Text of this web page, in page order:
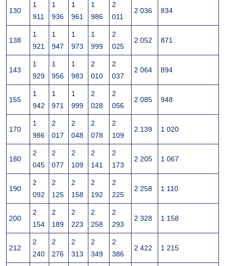
130
1
911
1
936
1
961
1
986
2
011
2 036 834
138
1
921
1
947
1
973
1
999
2
025
2 052 871
143
1
929
1
956
1
983
2
010
2
037
2 064 894
155
1
942
1
971
1
999
2
028
2
056
2 085 948
170
1
986
2
017
2
048
2
078
2
109
2 139 1 020
180
2
045
2
077
2
109
2
141
2
173
2 205 1 067
190
2
092
2
125
2
158
2
192
2
225
2 258 1 110
200
2
154
2
189
2
223
2
258
2
293
2 328 1 158
212
2
240
2
276
2
313
2
349
2
386
2 422 1 215